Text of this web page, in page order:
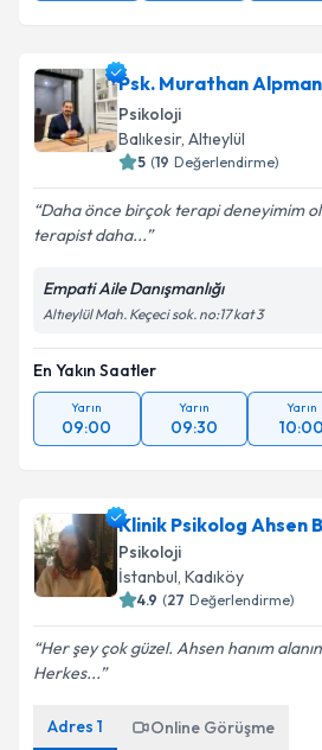
Psk. Murathan Alpman
Psikoloji
Balıkesir, Altıeylül
5 (19 Değerlendirme)
Daha önce birçok terapi deneyimim
terapist daha...
Empati Aile Danışmanlığı
Altıeylül Mah. Keçeci sok. no:17 kat 3
En Yakın Saatler
Yarın
09:00
Yarın
09:30
Yarın
10:00
Klinik Psikolog Ahsen
Psikoloji
İstanbul, Kadıköy
4.9 (27 Değerlendirme)
Her şey çok güzel. Ahsen hanım
Herkes...
Adres 1 Online Görüşme